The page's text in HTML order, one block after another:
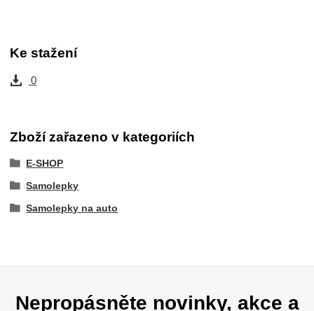
Ke stažení
0
Zboží zařazeno v kategoriích
E-SHOP
Samolepky
Samolepky na auto
Nepropásněte novinky, akce a